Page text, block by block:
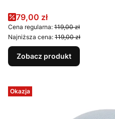
Cena promocyjna
79,00 zł
Cena regularna: 119,00 zł
Najniższa cena: 119,00 zł
Zobacz produkt
Okazja